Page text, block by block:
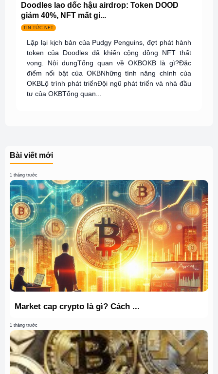
Doodles lao dốc hậu airdrop: Token DOOD
giảm 40%, NFT mất gi...
TIN TỨC NFT
Lặp lại kịch bản của Pudgy Penguins, đợt phát hành
token của Doodles đã khiến cộng đồng NFT thất
vọng. Nội dungTổng quan về OKBOKB là gì?Đặc
điểm nổi bật của OKBNhững tính năng chính của
OKBLộ trình phát triểnĐội ngũ phát triển và nhà đầu
tư của OKBTổng quan...
Bài viết mới
1 tháng trước
Market cap crypto là gì? Cách ...
1 tháng trước